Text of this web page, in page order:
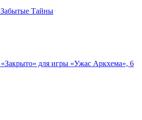
Тайны
для игры «Ужас Аркхема», 6